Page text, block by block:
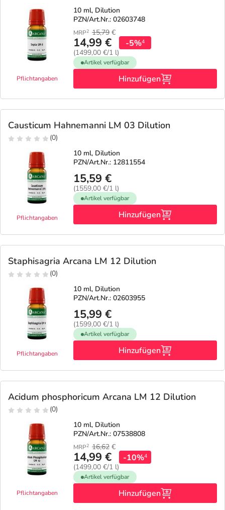
Pflichtangaben
10 ml, Dilution
PZN/Art.Nr.: 02603748
MRP2 15,79 €
14,99 €
(1499,00 €/1 l)
-5%4
Artikel verfügbar
Hinzufügen
Causticum Hahnemanni LM 03 Dilution
(0)
Pflichtangaben
10 ml, Dilution
PZN/Art.Nr.: 12811554
15,59 €
(1559,00 €/1 l)
Artikel verfügbar
Hinzufügen
Staphisagria Arcana LM 12 Dilution
(0)
Pflichtangaben
10 ml, Dilution
PZN/Art.Nr.: 02603955
15,99 €
(1599,00 €/1 l)
Artikel verfügbar
Hinzufügen
Acidum phosphoricum Arcana LM 12 Dilution
(0)
Pflichtangaben
10 ml, Dilution
PZN/Art.Nr.: 07538808
MRP2 16,62 €
14,99 €
(1499,00 €/1 l)
-10%4
Artikel verfügbar
Hinzufügen